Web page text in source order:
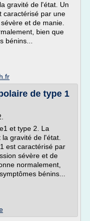
gravité de l'état. Un
caractérisé par une
et de manie.
bien que
bénins...
de type 1
et type 2. La
gravité de l'état.
est caractérisé par
sévère et de
normalement,
bénins...